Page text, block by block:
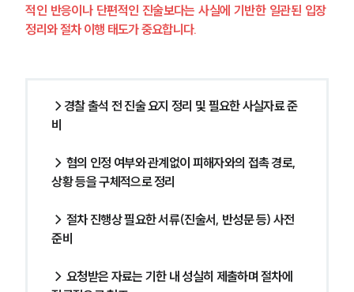
적인 반응이나 단편적인 진술보다는 사실에 기반한 일관된 입장
정리와 절차 이행 태도가 중요합니다.
→경찰 출석 전 진술 요지 정리 및 필요한 사실자료 준
비
→ 혐의 인정 여부와 관계없이 피해자와의 접촉 경로,
상황 등을 구체적으로 정리
→ 절차 진행상 필요한 서류(진술서, 반성문 등) 사전
준비
→ 요청받은 자료는 기한 내 성실히 제출하며 절차에